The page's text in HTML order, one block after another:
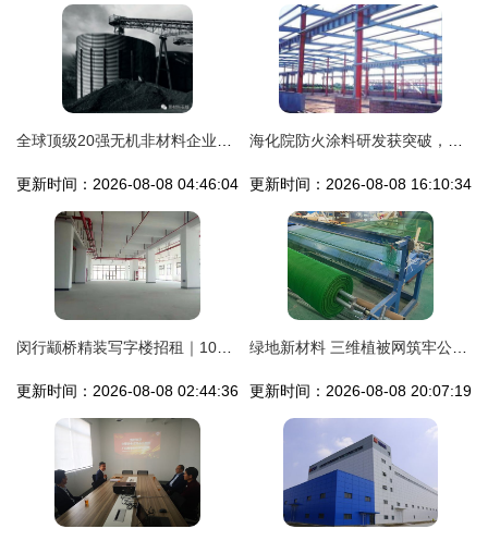
更新时间：2026-08-08 04:46:04 更新时间：2026-08-08 16:10:34
更新时间：2026-08-08 02:44:36 更新时间：2026-08-08 20:07:19